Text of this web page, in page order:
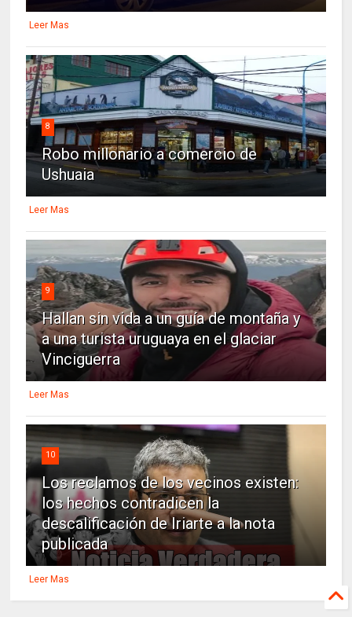
Leer Mas
8
Robo millonario a comercio de
Ushuaia
Leer Mas
9
Hallan sin vida a un guía de montaña y
a una turista uruguaya en el glaciar
Vinciguerra
Leer Mas
10
Los reclamos de los vecinos existen:
los hechos contradicen la
descalificación de Iriarte a la nota
publicada
Leer Mas